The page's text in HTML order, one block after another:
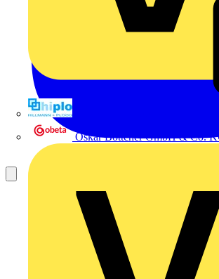
Oskar Böttcher GmbH & Co.